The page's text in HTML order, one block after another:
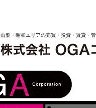
山梨・昭和エリアの売買・投資・賃貸・